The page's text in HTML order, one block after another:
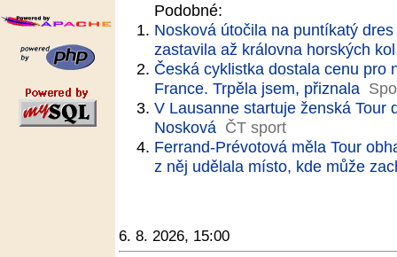
Podobné:
Nosková útočila na puntíkatý
zastavila až královna horských kol
Česká cyklistka dostala cenu pro
France. Trpěla jsem, přiznala
V Lausanne startuje ženská Tour
Nosková ČT sport
Ferrand-Prévotová měla Tour
z něj udělala místo, kde může
6. 8. 2026, 15:00